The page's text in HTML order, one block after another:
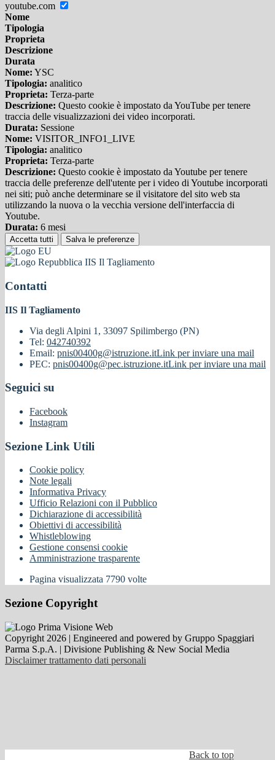
youtube.com
Nome
Tipologia
Proprieta
Descrizione
Durata
Nome: YSC
Tipologia: analitico
Proprieta: Terza-parte
Descrizione: Questo cookie è impostato da YouTube per tenere
traccia delle visualizzazioni dei video incorporati.
Durata: Sessione
Nome: VISITOR_INFO1_LIVE
Tipologia: analitico
Proprieta: Terza-parte
Descrizione: Questo cookie è impostato da Youtube per tenere
traccia delle preferenze dell'utente per i video di Youtube incorporati
nei siti; può anche determinare se il visitatore del sito web sta
utilizzando la nuova o la vecchia versione dell'interfaccia di
Youtube.
Durata: 6 mesi
Accetta tutti Salva le preferenze
IIS Il Tagliamento
Contatti
IIS Il Tagliamento
Via degli Alpini 1, 33097 Spilimbergo (PN)
Tel: 042740392
Email: pnis00400g@istruzione.itLink per inviare una mail
PEC: pnis00400g@pec.istruzione.itLink per inviare una mail
Seguici su
Facebook
Instagram
Sezione Link Utili
Cookie policy
Note legali
Informativa Privacy
Ufficio Relazioni con il Pubblico
Dichiarazione di accessibilità
Obiettivi di accessibilità
Whistleblowing
Gestione consensi cookie
Amministrazione trasparente
Pagina visualizzata 7790 volte
Sezione Copyright
Copyright 2026 | Engineered and powered by Gruppo Spaggiari
Parma S.p.A. | Divisione Publishing & New Social Media
Disclaimer trattamento dati personali
Back to top